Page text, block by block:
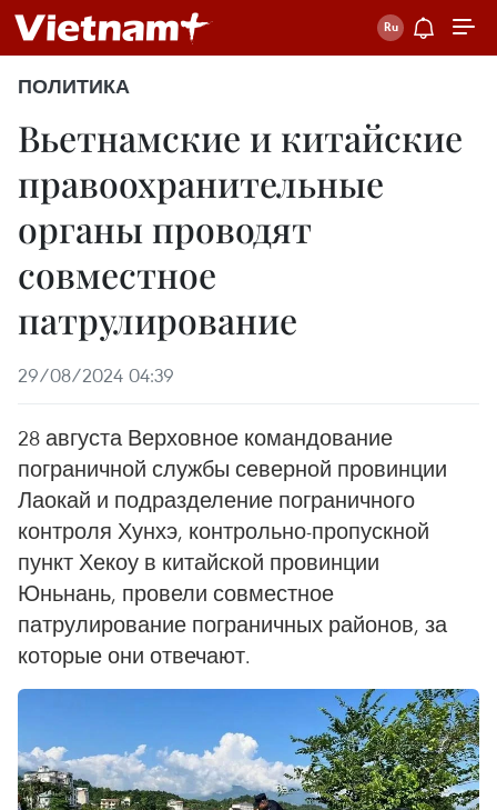
ПОЛИТИКА
Вьетнамские и китайские
правоохранительные
органы проводят
совместное
патрулирование
29/08/2024 04:39
28 августа Верховное командование
пограничной службы северной провинции
Лаокай и подразделение пограничного
контроля Хунхэ, контрольно-пропускной
пункт Хекоу в китайской провинции
Юньнань, провели совместное
патрулирование пограничных районов, за
которые они отвечают.